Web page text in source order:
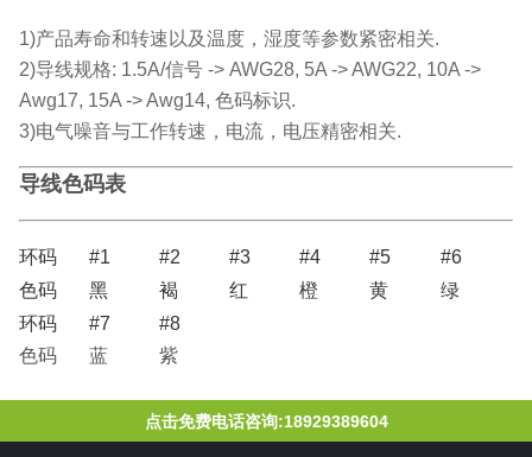
1)产品寿命和转速以及温度，湿度等参数紧密相关.
2)导线规格: 1.5A/信号 -> AWG28, 5A -> AWG22, 10A ->
Awg17, 15A -> Awg14, 色码标识.
3)电气噪音与工作转速，电流，电压精密相关.
导线色码表
环码 #1 #2 #3 #4 #5
#6
色码
黑 褐 红 橙 黄
绿
环码
#7
#8
色码
蓝 紫
点击免费电话咨询:18929389604